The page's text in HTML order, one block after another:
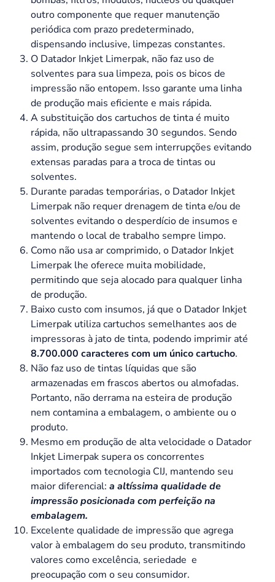
outro componente que requer manutenção
periódica com prazo predeterminado,
dispensando inclusive, limpezas constantes.
O Datador Inkjet Limerpak, não faz uso de
solventes para sua limpeza, pois os bicos de
impressão não entopem. Isso garante uma linha
de produção mais eficiente e mais rápida.
A substituição dos cartuchos de tinta é muito
rápida, não ultrapassando 30 segundos. Sendo
assim, produção segue sem interrupções evitando
extensas paradas para a troca de tintas ou
solventes.
Durante paradas temporárias, o Datador Inkjet
Limerpak não requer drenagem de tinta e/ou de
solventes evitando o desperdício de insumos e
mantendo o local de trabalho sempre limpo.
Como não usa ar comprimido, o Datador Inkjet
Limerpak lhe oferece muita mobilidade,
permitindo que seja alocado para qualquer linha
de produção.
Baixo custo com insumos, já que o Datador Inkjet
Limerpak utiliza cartuchos semelhantes aos de
impressoras à jato de tinta, podendo imprimir até
8.700.000 caracteres com um único cartucho.
Não faz uso de tintas líquidas que são
armazenadas em frascos abertos ou almofadas.
Portanto, não derrama na esteira de produção
nem contamina a embalagem, o ambiente ou o
produto.
Mesmo em produção de alta velocidade o Datador
Inkjet Limerpak supera os concorrentes
importados com tecnologia CIJ, mantendo seu
maior diferencial: a altíssima qualidade de
impressão posicionada com perfeição na
embalagem.
Excelente qualidade de impressão que agrega
valor à embalagem do seu produto, transmitindo
valores como excelência, seriedade e
preocupação com o seu consumidor.